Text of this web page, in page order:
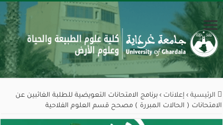
الرئيسية › إعلانات › برنامج الامتحانات التعويضية للطلبة الغائبين عن
الامتحانات ( الحالات المبررة ) مصحح قسم العلوم الفلاحية